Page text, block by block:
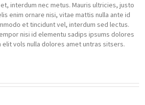
interdum nec metus. Mauris ultricies, justo
enim ornare nisi, vitae mattis nulla ante id
et tincidunt vel, interdum sed lectus.
nisi id elementu sadips ipsums dolores
elit vols nulla dolores amet untras sitsers.